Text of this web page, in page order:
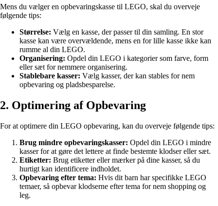
Mens du vælger en opbevaringskasse til LEGO, skal du overveje
følgende tips:
Størrelse: Vælg en kasse, der passer til din samling. En stor
kasse kan være overvældende, mens en for lille kasse ikke kan
rumme al din LEGO.
Organisering: Opdel din LEGO i kategorier som farve, form
eller sæt for nemmere organisering.
Stablebare kasser: Vælg kasser, der kan stables for nem
opbevaring og pladsbesparelse.
2. Optimering af Opbevaring
For at optimere din LEGO opbevaring, kan du overveje følgende tips:
Brug mindre opbevaringskasser: Opdel din LEGO i mindre
kasser for at gøre det lettere at finde bestemte klodser eller sæt.
Etiketter: Brug etiketter eller mærker på dine kasser, så du
hurtigt kan identificere indholdet.
Opbevaring efter tema: Hvis dit barn har specifikke LEGO
temaer, så opbevar klodserne efter tema for nem shopping og
leg.